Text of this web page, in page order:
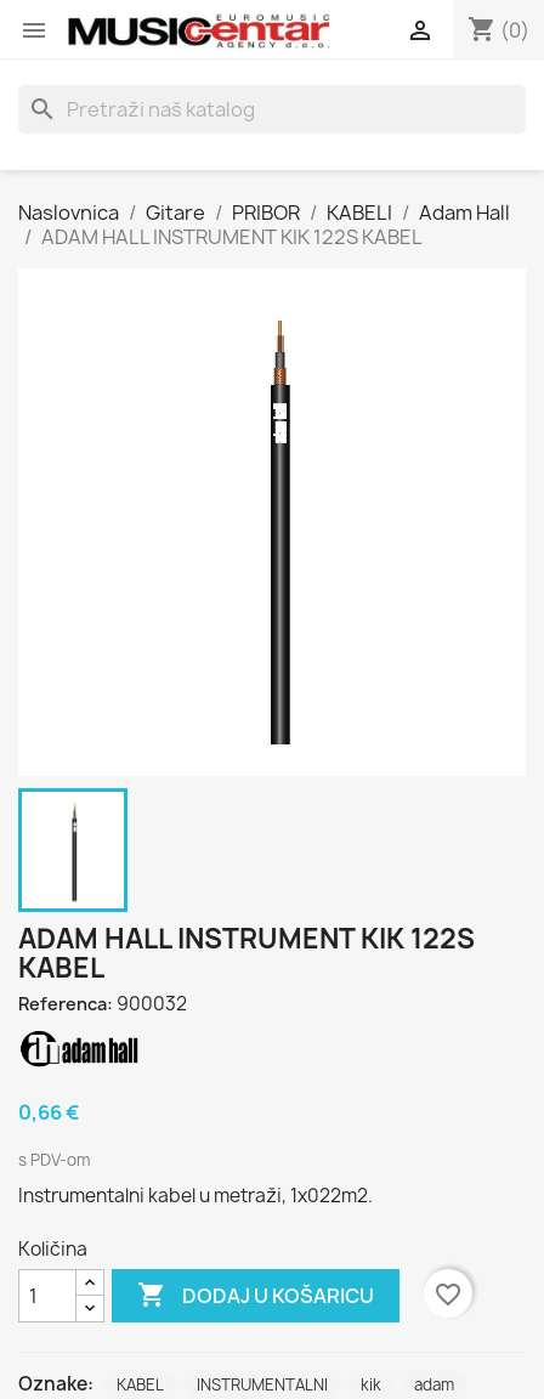
 shopping_cart (0)

search
Naslovnica Gitare PRIBOR KABELI
Adam Hall
ADAM HALL INSTRUMENT KIK 122S KABEL
ADAM HALL INSTRUMENT KIK 122S
KABEL
Referenca: 900032
0,66 €
s PDV-om
Instrumentalni kabel u metraži, 1x022m2.
Količina
 DODAJ U KOŠARICU favorite_border
Oznake: KABEL INSTRUMENTALNI kik
adam